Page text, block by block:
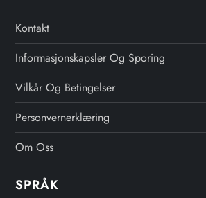
Kontakt
Informasjonskapsler Og Sporing
Vilkår Og Betingelser
Personvernerklæring
Om Oss
SPRÅK